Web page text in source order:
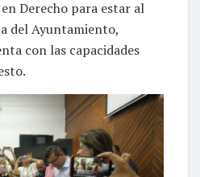
Derecho para estar al
del Ayuntamiento,
con las capacidades